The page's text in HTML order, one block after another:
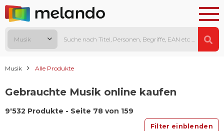
Musik
Musik Alle Produkte
Gebrauchte Musik online kaufen
9'532 Produkte - Seite 78 von 159
Filter einblenden